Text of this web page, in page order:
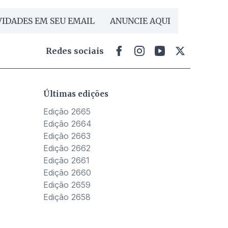
EM SEU EMAIL ANUNCIE AQUI
Redes sociais
Últimas edições
Edição 2665
Edição 2664
Edição 2663
Edição 2662
Edição 2661
Edição 2660
Edição 2659
Edição 2658